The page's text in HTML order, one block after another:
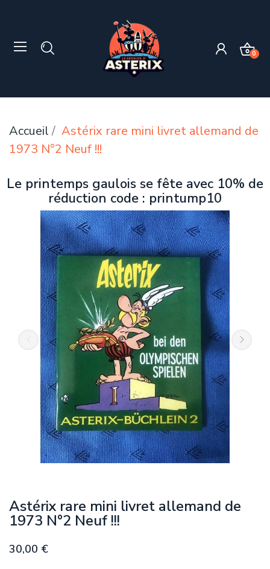
0
Accueil
Astérix rare mini livret allemand de
1973 N°2 Neuf !!!
Le printemps gaulois se fête avec 10% de
réduction code : printump10
Astérix rare mini livret allemand de
1973 N°2 Neuf !!!
30,00 €